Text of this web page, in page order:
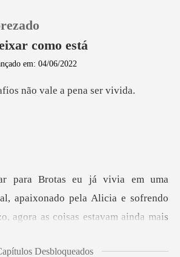
como está
em: 04/06/2022
não vale a
apaixonado pela Alicia e sofrendo
agora as coisas
Desbloqueados